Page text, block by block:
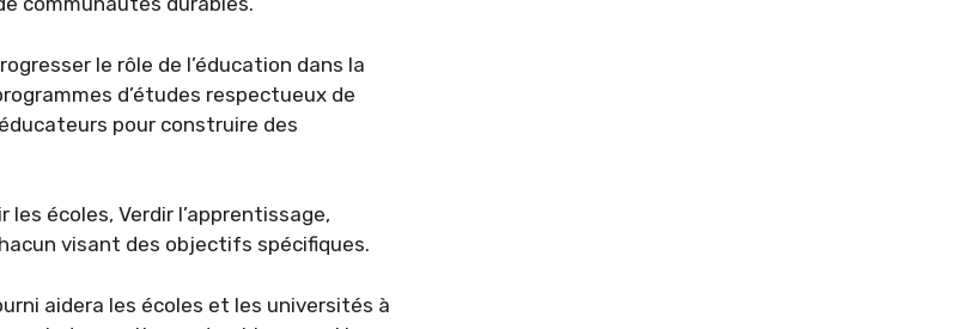
le rôle de l’éducation dans la
d’études respectueux de
pour construire des
écoles, Verdir l’apprentissage,
visant des objectifs spécifiques.
aidera les écoles et les universités à